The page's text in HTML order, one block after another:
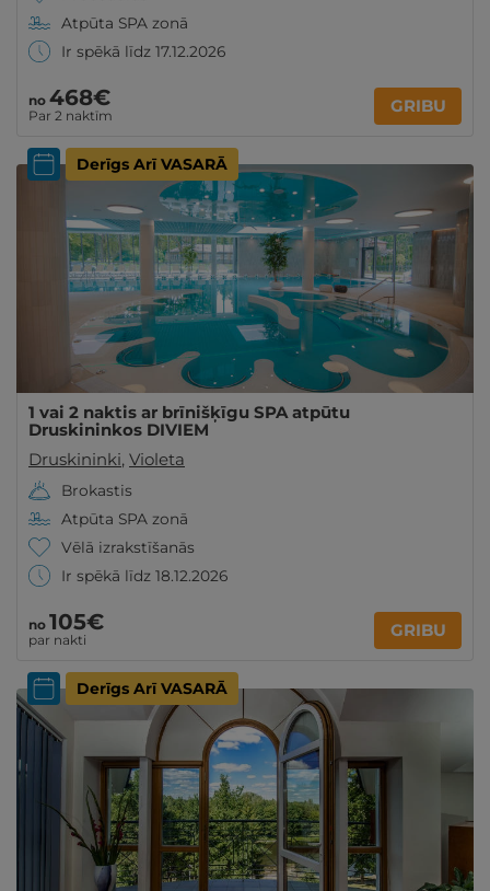
Atpūta SPA zonā
Ir spēkā līdz 17.12.2026
no 468€
Par 2 naktīm GRIBU
Derīgs Arī VASARĀ
1 vai 2 naktis ar brīnišķīgu SPA atpūtu
Druskininkos DIVIEM
Druskininki, Violeta
Brokastis
Atpūta SPA zonā
Vēlā izrakstīšanās
Ir spēkā līdz 18.12.2026
no 105€
par nakti GRIBU
Derīgs Arī VASARĀ